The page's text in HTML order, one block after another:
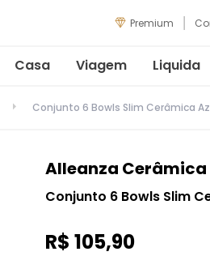
Premium
Casa Viagem Liquida
Conjunto 6 Bowls Slim Cerâmica
Alleanza Cerâmica
Conjunto 6 Bowls Slim
R$ 105,90